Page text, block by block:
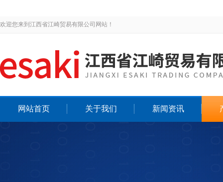
欢迎您来到江西省江崎贸易有限公司网站！
网站首页 关于我们 新闻资讯